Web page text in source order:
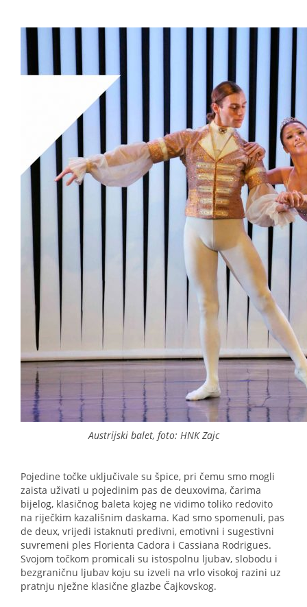
Austrijski balet, foto: HNK Zajc
Pojedine točke uključivale su špice, pri čemu smo mogli
zaista uživati u pojedinim pas de deuxovima, čarima
bijelog, klasičnog baleta kojeg ne vidimo toliko redovito
na riječkim kazališnim daskama. Kad smo spomenuli, pas
de deux, vrijedi istaknuti predivni, emotivni i sugestivni
suvremeni ples Florienta Cadora i Cassiana Rodrigues.
Svojom točkom promicali su istospolnu ljubav, slobodu i
bezgraničnu ljubav koju su izveli na vrlo visokoj razini uz
pratnju nježne klasične glazbe Čajkovskog.